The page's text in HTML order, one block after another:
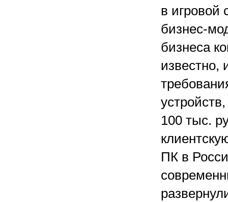
в
бизнес-
бизнеса
известно,
100 тыс.
ПК в